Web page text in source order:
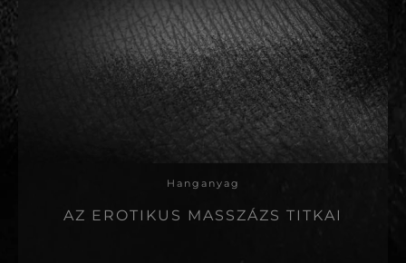
Hanganyag
AZ EROTIKUS MASSZÁZS TITKAI